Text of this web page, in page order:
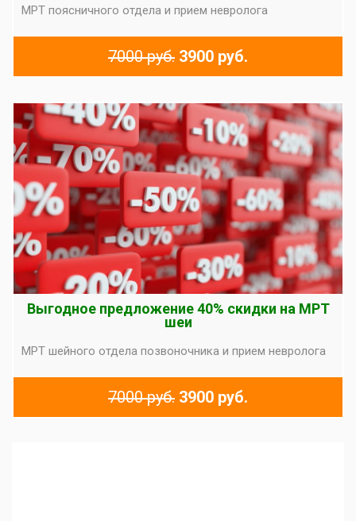
МРТ поясничного отдела и прием невролога
7000 руб. 3900 руб.
Выгодное предложение 40% скидки на МРТ
шеи
МРТ шейного отдела позвоночника и прием невролога
7000 руб. 3900 руб.